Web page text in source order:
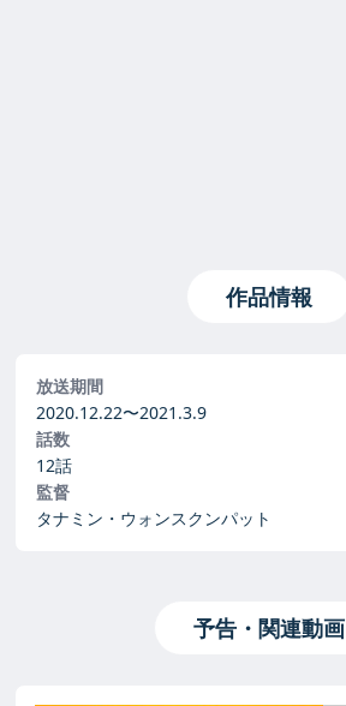
作品情報
放送期間
2020.12.22〜2021.3.9
話数
12話
監督
タナミン・ウォンスクンパット
予告・関連動画